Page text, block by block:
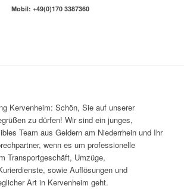
Mobil: +49(0)170 3387360
Kervenheim: Schön, Sie auf unserer
zu dürfen! Wir sind ein junges,
Team aus Geldern am Niederrhein und Ihr
wenn es um professionelle
Transportgeschäft, Umzüge,
sowie Auflösungen und
Art in Kervenheim geht.